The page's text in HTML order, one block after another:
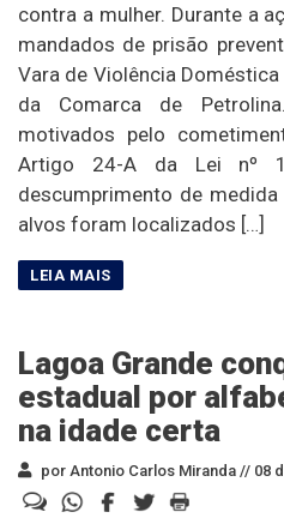
contra a mulher. Durante a
mandados de prisão
Vara de Violência
da Comarca de
motivados pelo
Artigo 24-A da Lei nº
descumprimento de
alvos foram localizados […]
Lagoa Grande
estadual por
na idade certa
por Antonio Carlos Miranda // 08